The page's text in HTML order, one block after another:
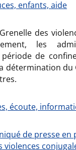
des
les
de
détermination
de presse en